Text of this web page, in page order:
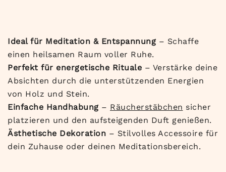
Ideal für Meditation & Entspannung– Schaffe
einen heilsamen Raum voller Ruhe.
Perfekt für energetische Rituale – Verstärke deine
Absichten durch die unterstützenden Energien
von Holz und Stein.
Einfache Handhabung– Räucherstäbchen sicher
platzieren und den aufsteigenden Duft genießen.
Ästhetische Dekoration – Stilvolles Accessoire für
dein Zuhause oder deinen Meditationsbereich.